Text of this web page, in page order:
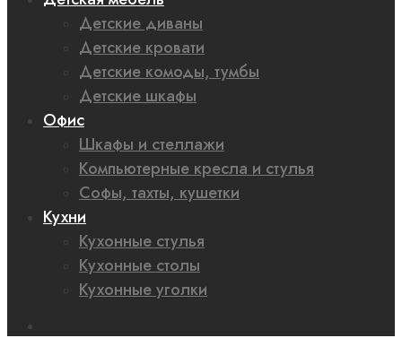
Детские диваны
Детские кровати
Детские комоды, тумбы
Детские шкафы
Офис
Шкафы и стеллажи
Компьютерные кресла и стулья
Софы, тахты, кушетки
Кухни
Кухонные стулья
Кухонные столы
Кухонные уголки